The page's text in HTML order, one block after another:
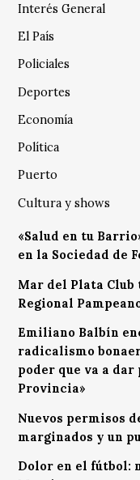
Interés General
El País
Policiales
Deportes
Economía
Política
Puerto
Cultura y shows
«Salud en tu
en la Sociedad de
Mar del Plata Club
Regional
Emiliano Balbín
radicalismo
poder que va a
Provincia»
Nuevos permisos
marginados y un
Dolor en el fútbol: